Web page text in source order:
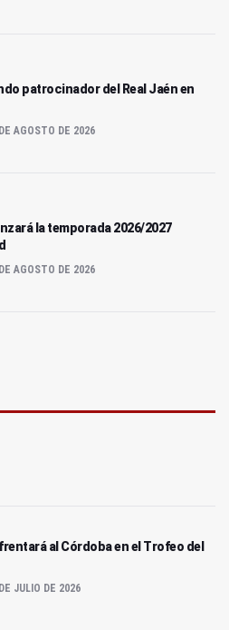
patrocinador del Real Jaén en
AGOSTO DE 2026
la temporada 2026/2027
AGOSTO DE 2026
al Córdoba en el Trofeo del
JULIO DE 2026